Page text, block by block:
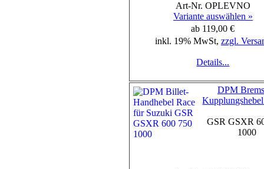
Art-Nr. OPLEVNO
Variante auswählen »
ab 119,00 €
inkl. 19% MwSt, zzgl.
Details...
DPM
GSR GSXR
1000